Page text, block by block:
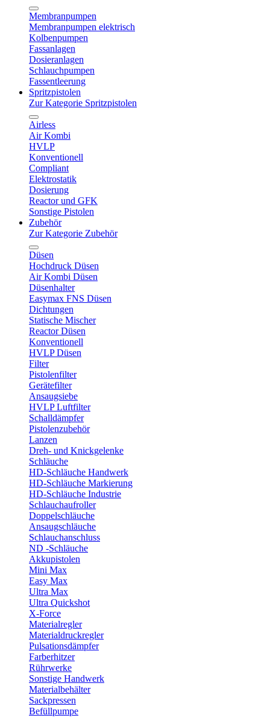
Membranpumpen
Membranpumpen elektrisch
Kolbenpumpen
Fassanlagen
Dosieranlagen
Schlauchpumpen
Fassentleerung
Spritzpistolen
Zur Kategorie Spritzpistolen
Airless
Air Kombi
HVLP
Konventionell
Compliant
Elektrostatik
Dosierung
Reactor und GFK
Sonstige Pistolen
Zubehör
Zur Kategorie Zubehör
Düsen
Hochdruck Düsen
Air Kombi Düsen
Düsenhalter
Easymax FNS Düsen
Dichtungen
Statische Mischer
Reactor Düsen
Konventionell
HVLP Düsen
Filter
Pistolenfilter
Gerätefilter
Ansaugsiebe
HVLP Luftfilter
Schalldämpfer
Pistolenzubehör
Lanzen
Dreh- und Knickgelenke
Schläuche
HD-Schläuche Handwerk
HD-Schläuche Markierung
HD-Schläuche Industrie
Schlauchaufroller
Doppelschläuche
Ansaugschläuche
Schlauchanschluss
ND -Schläuche
Akkupistolen
Mini Max
Easy Max
Ultra Max
Ultra Quickshot
X-Force
Materialregler
Materialdruckregler
Pulsationsdämpfer
Farberhitzer
Rührwerke
Sonstige Handwerk
Materialbehälter
Sackpressen
Befüllpumpe